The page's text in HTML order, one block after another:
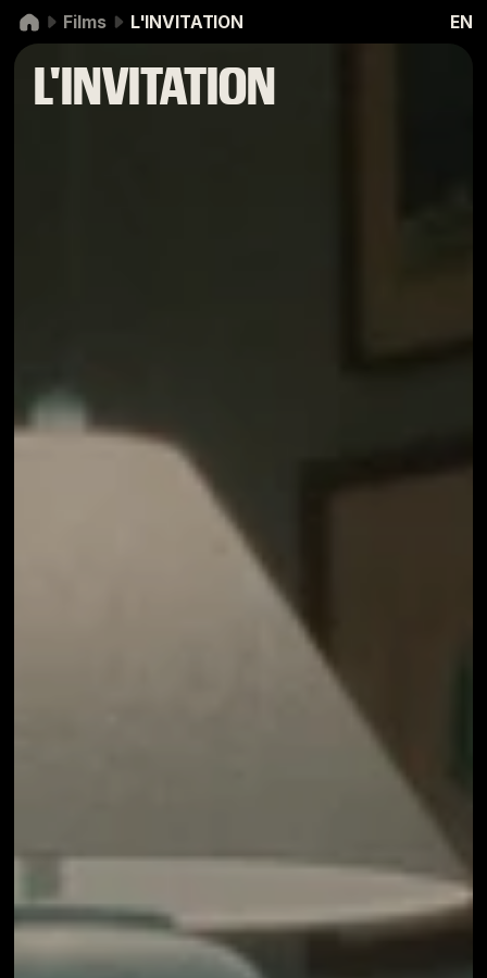
Aller à la navigation
Aller au contenu
Films L'INVITATION EN
L'INVITATION